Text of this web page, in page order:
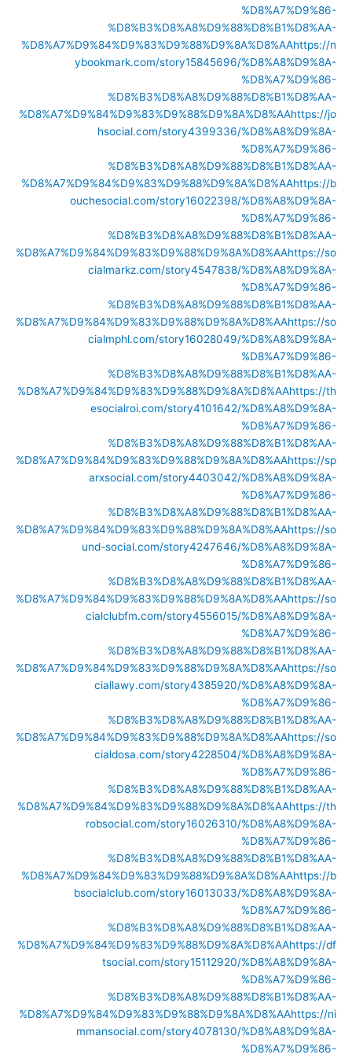
%D8%A7%D9%86-
%D8%B3%D8%A8%D9%88%D8%B1%D8%AA-
%D8%A7%D9%84%D9%83%D9%88%D9%8A%D8%AAhttps://n
ybookmark.com/story15845696/%D8%A8%D9%8A-
%D8%A7%D9%86-
%D8%B3%D8%A8%D9%88%D8%B1%D8%AA-
%D8%A7%D9%84%D9%83%D9%88%D9%8A%D8%AAhttps://jo
hsocial.com/story4399336/%D8%A8%D9%8A-
%D8%A7%D9%86-
%D8%B3%D8%A8%D9%88%D8%B1%D8%AA-
%D8%A7%D9%84%D9%83%D9%88%D9%8A%D8%AAhttps://b
ouchesocial.com/story16022398/%D8%A8%D9%8A-
%D8%A7%D9%86-
%D8%B3%D8%A8%D9%88%D8%B1%D8%AA-
%D8%A7%D9%84%D9%83%D9%88%D9%8A%D8%AAhttps://so
cialmarkz.com/story4547838/%D8%A8%D9%8A-
%D8%A7%D9%86-
%D8%B3%D8%A8%D9%88%D8%B1%D8%AA-
%D8%A7%D9%84%D9%83%D9%88%D9%8A%D8%AAhttps://so
cialmphl.com/story16028049/%D8%A8%D9%8A-
%D8%A7%D9%86-
%D8%B3%D8%A8%D9%88%D8%B1%D8%AA-
%D8%A7%D9%84%D9%83%D9%88%D9%8A%D8%AAhttps://th
esocialroi.com/story4101642/%D8%A8%D9%8A-
%D8%A7%D9%86-
%D8%B3%D8%A8%D9%88%D8%B1%D8%AA-
%D8%A7%D9%84%D9%83%D9%88%D9%8A%D8%AAhttps://sp
arxsocial.com/story4403042/%D8%A8%D9%8A-
%D8%A7%D9%86-
%D8%B3%D8%A8%D9%88%D8%B1%D8%AA-
%D8%A7%D9%84%D9%83%D9%88%D9%8A%D8%AAhttps://so
und-social.com/story4247646/%D8%A8%D9%8A-
%D8%A7%D9%86-
%D8%B3%D8%A8%D9%88%D8%B1%D8%AA-
%D8%A7%D9%84%D9%83%D9%88%D9%8A%D8%AAhttps://so
cialclubfm.com/story4556015/%D8%A8%D9%8A-
%D8%A7%D9%86-
%D8%B3%D8%A8%D9%88%D8%B1%D8%AA-
%D8%A7%D9%84%D9%83%D9%88%D9%8A%D8%AAhttps://so
ciallawy.com/story4385920/%D8%A8%D9%8A-
%D8%A7%D9%86-
%D8%B3%D8%A8%D9%88%D8%B1%D8%AA-
%D8%A7%D9%84%D9%83%D9%88%D9%8A%D8%AAhttps://so
cialdosa.com/story4228504/%D8%A8%D9%8A-
%D8%A7%D9%86-
%D8%B3%D8%A8%D9%88%D8%B1%D8%AA-
%D8%A7%D9%84%D9%83%D9%88%D9%8A%D8%AAhttps://th
robsocial.com/story16026310/%D8%A8%D9%8A-
%D8%A7%D9%86-
%D8%B3%D8%A8%D9%88%D8%B1%D8%AA-
%D8%A7%D9%84%D9%83%D9%88%D9%8A%D8%AAhttps://b
bsocialclub.com/story16013033/%D8%A8%D9%8A-
%D8%A7%D9%86-
%D8%B3%D8%A8%D9%88%D8%B1%D8%AA-
%D8%A7%D9%84%D9%83%D9%88%D9%8A%D8%AAhttps://df
tsocial.com/story15112920/%D8%A8%D9%8A-
%D8%A7%D9%86-
%D8%B3%D8%A8%D9%88%D8%B1%D8%AA-
%D8%A7%D9%84%D9%83%D9%88%D9%8A%D8%AAhttps://ni
mmansocial.com/story4078130/%D8%A8%D9%8A-
%D8%A7%D9%86-